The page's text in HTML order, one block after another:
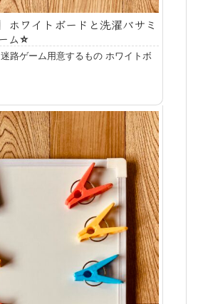
ホワイトボードと洗濯バサミ
ム⭐️
路ゲーム用意するもの ホワイトボ